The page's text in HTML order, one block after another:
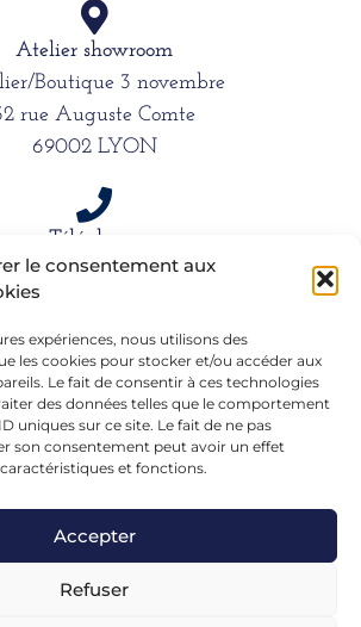
le consentement aux
expériences, nous utilisons des
les cookies pour stocker et/ou accéder aux
Le fait de consentir à ces technologies
des données telles que le comportement
uniques sur ce site. Le fait de ne pas
son consentement peut avoir un effet
et fonctions.
Accepter
Refuser
Atelier showroom
Boutique 3 novembre
rue Auguste Comte
69002 LYON
Téléphone
06 15 61 39 66
Mail